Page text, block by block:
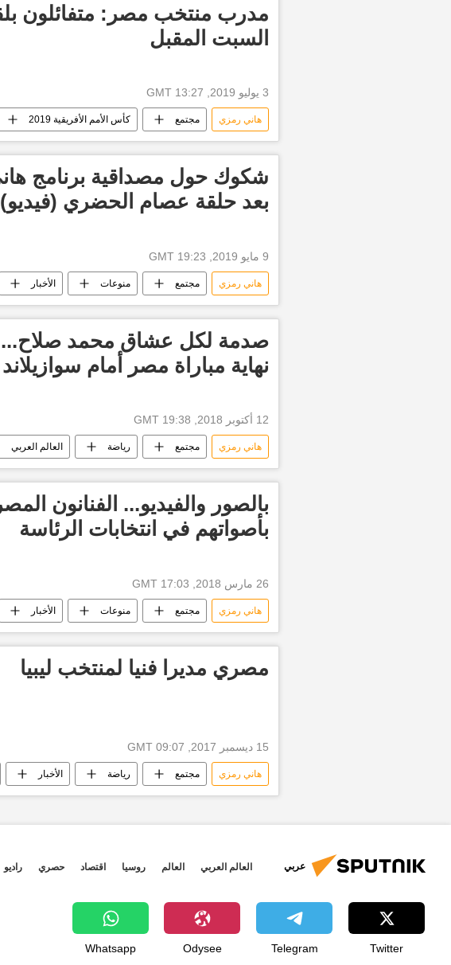
مدرب منتخب مصر: متفائلون
السبت المقبل
3 يوليو 2019, 13:27 GMT
هاني رمزي مجتمع كأس الأمم الأفريقية 2019
أمم أفريقيا 2019 أخبار أمم أفريقيا 2019
شكوك حول مصداقية برنامج
بعد حلقة عصام الحضري (فيديو)
9 مايو 2019, 19:23 GMT
هاني رمزي مجتمع منوعات الأخبار
رمضان
صدمة لكل عشاق محمد صلاح...
نهاية مباراة مصر أمام سوازيلاند
12 أكتوبر 2018, 19:38 GMT
هاني رمزي مجتمع رياضة العالم العربي
ليفربول أخبار مصر الآن
بالصور والفيديو... الفنانون
بأصواتهم في انتخابات الرئاسة
26 مارس 2018, 17:03 GMT
هاني رمزي مجتمع منوعات الأخبار
أحمد السقا ليلى علوي محمد هنيدي
الانتخابات الرئاسية المصرية
مصري مديرا فنيا لمنتخب ليبيا
15 ديسمبر 2017, 09:07 GMT
هاني رمزي مجتمع رياضة الأخبار
أخبار اليوم
عربي العالم العربي العالم روسيا اقتصاد حصري راديو
Twitter
Telegram
Odysee
Whatsapp